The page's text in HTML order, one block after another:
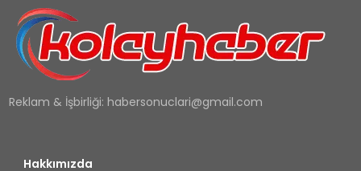
Reklam & İşbirliği: habersonuclari@gmail.com
Hakkımızda